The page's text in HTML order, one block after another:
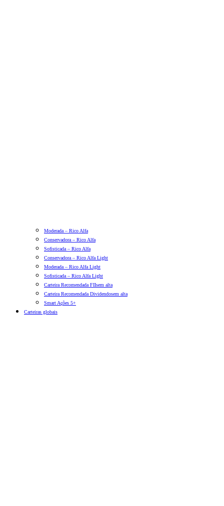
Moderada – Rico Alfa
Conservadora – Rico Alfa
Sofisticada – Rico Alfa
Conservadora – Rico Alfa Light
Moderada – Rico Alfa Light
Sofisticada – Rico Alfa Light
Carteira Recomendada FIIsem alta
Carteira Recomendada Dividendosem alta
Smart Ações 5+
Carteiras globais